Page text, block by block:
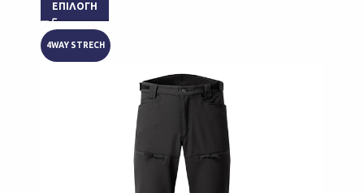
ΕΠΙΛΟΓΉ
4WAY STRECH